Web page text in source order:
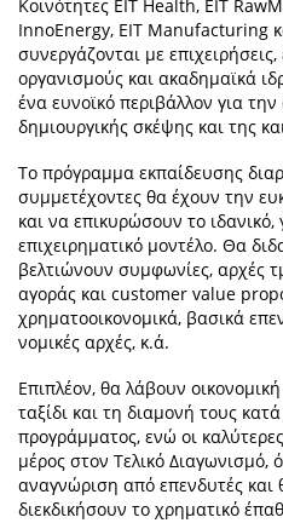
Κοινότητες EIT Health, EIT
InnoEnergy, EIT Manufacturing
συνεργάζονται με
οργανισμούς και ακαδημαϊκά
ένα ευνοϊκό περιβάλλον για
δημιουργικής σκέψης και της
Το πρόγραμμα εκπαίδευσης
συμμετέχοντες θα έχουν την
και να επικυρώσουν το ιδανικό,
επιχειρηματικό μοντέλο. Θα
βελτιώνουν συμφωνίες, αρχές
αγοράς και customer value
χρηματοοικονομικά, βασικά
νομικές αρχές, κ.ά.
Επιπλέον, θα λάβουν
ταξίδι και τη διαμονή τους
προγράμματος, ενώ οι
μέρος στον Τελικό Διαγωνισμό,
αναγνώριση από επενδυτές
διεκδικήσουν το χρηματικό